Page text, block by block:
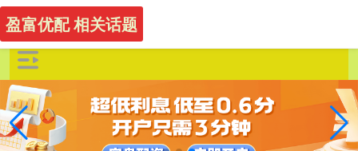
盈富优配 相关话题